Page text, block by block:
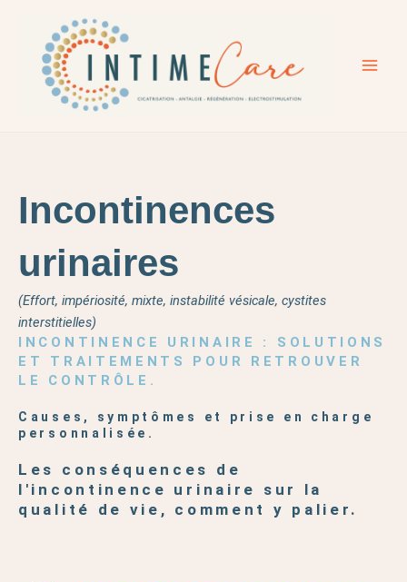
contenu
Incontinences
urinaires
(Effort, impériosité, mixte, instabilité vésicale, cystites
interstitielles)
INCONTINENCE URINAIRE : SOLUTIONS
ET TRAITEMENTS POUR RETROUVER
LE CONTRÔLE.
Causes, symptômes et prise en charge
personnalisée.
Les conséquences de
l'incontinence urinaire sur la
qualité de vie, comment y palier.